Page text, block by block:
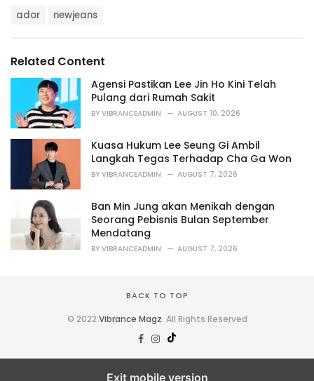
r
i
:
:
ador newjeans
Related Content
Agensi Pastikan Lee Jin Ho Kini Telah
Pulang dari Rumah Sakit
BY VIBRANCEADMIN AUGUST 10, 2026
Kuasa Hukum Lee Seung Gi Ambil
Langkah Tegas Terhadap Cha Ga Won
BY VIBRANCEADMIN AUGUST 7, 2026
Ban Min Jung akan Menikah dengan
Seorang Pebisnis Bulan September
Mendatang
BY VIBRANCEADMIN AUGUST 7, 2026
BACK TO TOP
© 2022 Vibrance Magz. All Rights Reserved
Exit mobile version